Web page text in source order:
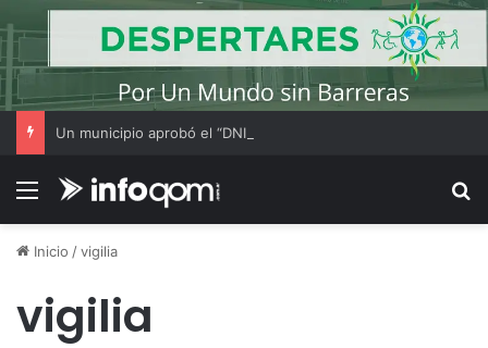
Menú
Inicio /vigilia
vigilia